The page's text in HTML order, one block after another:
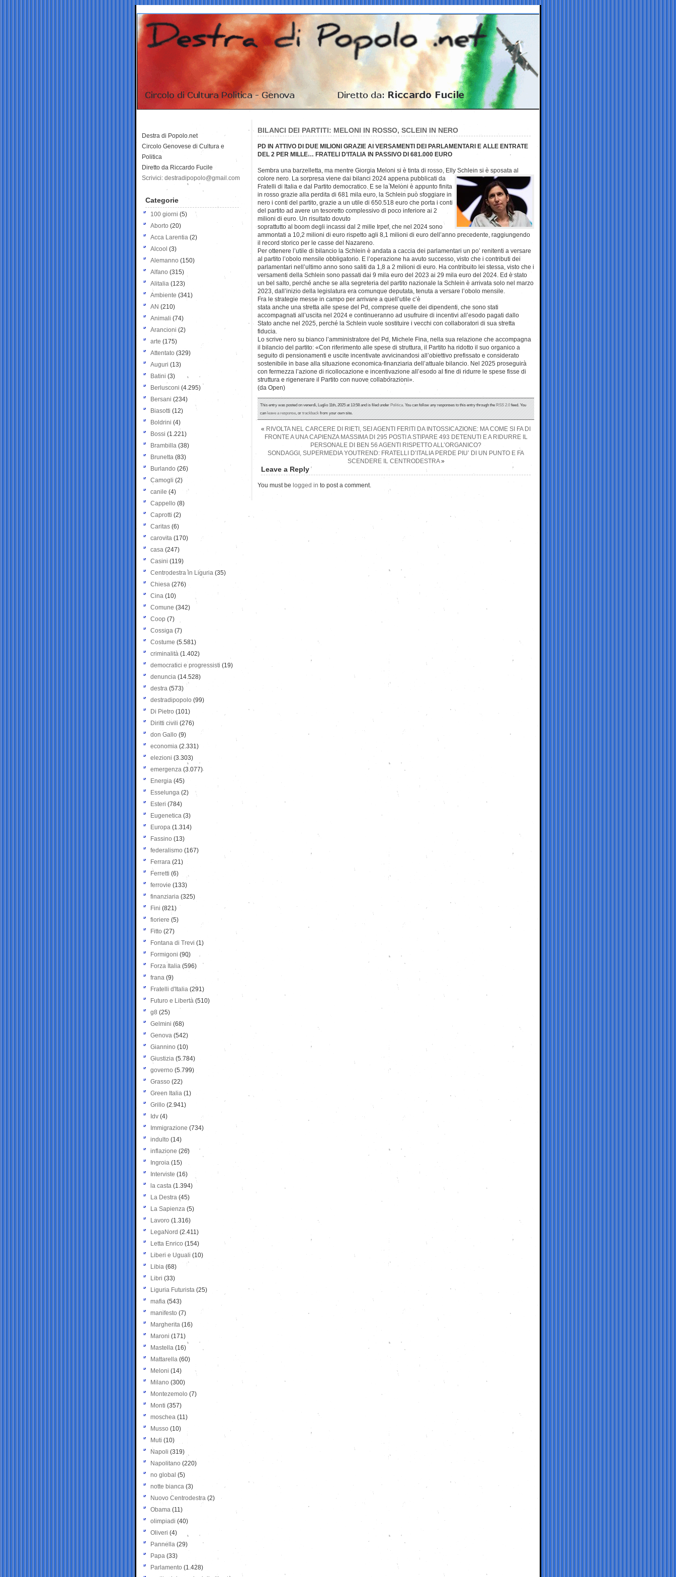
BILANCI DEI PARTITI: MELONI IN ROSSO, SCLEIN IN NERO
PD IN ATTIVO DI DUE MILIONI GRAZIE AI VERSAMENTI DEI PARLAMENTARI E ALLE ENTRATE
DEL 2 PER MILLE… FRATELI D’ITALIA IN PASSIVO DI 681.000 EURO
Sembra una barzelletta, ma mentre Giorgia Meloni si è tinta di rosso, Elly Schlein si è sposata al
colore nero. La sorpresa viene dai bilanci 2024 appena pubblicati da
Fratelli di Italia e dal Partito democratico. E se la Meloni è appunto finita
in rosso grazie alla perdita di 681 mila euro, la Schlein può sfoggiare in
nero i conti del partito, grazie a un utile di 650.518 euro che porta i conti
del partito ad avere un tesoretto complessivo di poco inferiore ai 2
milioni di euro. Un risultato dovuto
soprattutto al boom degli incassi dal 2 mille Irpef, che nel 2024 sono
ammontati a 10,2 milioni di euro rispetto agli 8,1 milioni di euro dell’anno precedente, raggiungendo
il record storico per le casse del Nazareno.
Per ottenere l’utile di bilancio la Schlein è andata a caccia dei parlamentari un po’ renitenti a versare
al partito l’obolo mensile obbligatorio. E l’operazione ha avuto successo, visto che i contributi dei
parlamentari nell’ultimo anno sono saliti da 1,8 a 2 milioni di euro. Ha contribuito lei stessa, visto che i
versamenti della Schlein sono passati dai 9 mila euro del 2023 ai 29 mila euro del 2024. Ed è stato
un bel salto, perché anche se alla segreteria del partito nazionale la Schlein è arrivata solo nel marzo
2023, dall’inizio della legislatura era comunque deputata, tenuta a versare l’obolo mensile.
Fra le strategie messe in campo per arrivare a quell’utile c’è
stata anche una stretta alle spese del Pd, comprese quelle dei dipendenti, che sono stati
accompagnati all’uscita nel 2024 e continueranno ad usufruire di incentivi all’esodo pagati dallo
Stato anche nel 2025, perché la Schlein vuole sostituire i vecchi con collaboratori di sua stretta
fiducia.
Lo scrive nero su bianco l’amministratore del Pd, Michele Fina, nella sua relazione che accompagna
il bilancio del partito: «Con riferimento alle spese di struttura, il Partito ha ridotto il suo organico a
seguito di pensionamenti e uscite incentivate avvicinandosi all’obiettivo prefissato e considerato
sostenibile in base alla situazione economica-finanziaria dell’attuale bilancio. Nel 2025 proseguirà
con fermezza l’azione di ricollocazione e incentivazione all’esodo al fine di ridurre le spese fisse di
struttura e rigenerare il Partito con nuove collaborazioni».
(da Open)
This entry was posted on venerdì, Luglio 11th, 2025 at 13:58 and is filed underPolitica. You can follow any responses to this entry through theRSS 2.0feed. You
canleave a response, ortrackbackfrom your own site.
« RIVOLTA NEL CARCERE DI RIETI, SEI AGENTI FERITI DA INTOSSICAZIONE: MA COME SI FA DI
FRONTE A UNA CAPIENZA MASSIMA DI 295 POSTI A STIPARE 493 DETENUTI E A RIDURRE IL
PERSONALE DI BEN 56 AGENTI RISPETTO ALL’ORGANICO?
SONDAGGI, SUPERMEDIA YOUTREND: FRATELLI D’ITALIA PERDE PIU’ DI UN PUNTO E FA
SCENDERE IL CENTRODESTRA»
Leave a Reply
You must be logged in to post a comment.
Destra di Popolo.net
Circolo Genovese di Cultura e
Politica
Diretto da Riccardo Fucile
Scrivici: destradipopolo@gmail.com
Categorie
100 giorni (5)
Aborto (20)
Acca Larentia (2)
Alcool (3)
Alemanno (150)
Alfano (315)
Alitalia (123)
Ambiente (341)
AN (210)
Animali (74)
Arancioni (2)
arte (175)
Attentato (329)
Auguri (13)
Batini (3)
Berlusconi (4.295)
Bersani (234)
Biasotti (12)
Boldrini (4)
Bossi (1.221)
Brambilla (38)
Brunetta (83)
Burlando (26)
Camogli (2)
canile (4)
Cappello (8)
Caprotti (2)
Caritas (6)
carovita (170)
casa (247)
Casini (119)
Centrodestra in Liguria (35)
Chiesa (276)
Cina (10)
Comune (342)
Coop (7)
Cossiga (7)
Costume (5.581)
criminalità (1.402)
democratici e progressisti (19)
denuncia (14.528)
destra (573)
destradipopolo (99)
Di Pietro (101)
Diritti civili (276)
don Gallo (9)
economia (2.331)
elezioni (3.303)
emergenza (3.077)
Energia (45)
Esselunga (2)
Esteri (784)
Eugenetica (3)
Europa (1.314)
Fassino (13)
federalismo (167)
Ferrara (21)
Ferretti (6)
ferrovie (133)
finanziaria (325)
Fini (821)
fioriere (5)
Fitto (27)
Fontana di Trevi (1)
Formigoni (90)
Forza Italia (596)
frana (9)
Fratelli d'Italia (291)
Futuro e Libertà (510)
g8 (25)
Gelmini (68)
Genova (542)
Giannino (10)
Giustizia (5.784)
governo (5.799)
Grasso (22)
Green Italia (1)
Grillo (2.941)
Idv (4)
Immigrazione (734)
indulto (14)
inflazione (26)
Ingroia (15)
Interviste (16)
la casta (1.394)
La Destra (45)
La Sapienza (5)
Lavoro (1.316)
LegaNord (2.411)
Letta Enrico (154)
Liberi e Uguali (10)
Libia (68)
Libri (33)
Liguria Futurista (25)
mafia (543)
manifesto (7)
Margherita (16)
Maroni (171)
Mastella (16)
Mattarella (60)
Meloni (14)
Milano (300)
Montezemolo (7)
Monti (357)
moschea (11)
Musso (10)
Muti (10)
Napoli (319)
Napolitano (220)
no global (5)
notte bianca (3)
Nuovo Centrodestra (2)
Obama (11)
olimpiadi (40)
Oliveri (4)
Pannella (29)
Papa (33)
Parlamento (1.428)